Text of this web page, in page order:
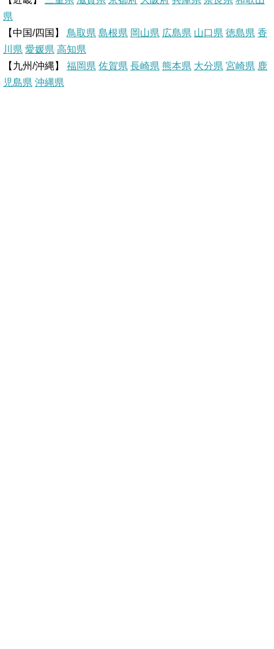
s
t
k
県
【中国/四国】 鳥取県 島根県 岡山県 広島県 山口県 徳島県 香
川県 愛媛県 高知県
【九州/沖縄】 福岡県 佐賀県 長崎県 熊本県 大分県 宮崎県 鹿
児島県 沖縄県